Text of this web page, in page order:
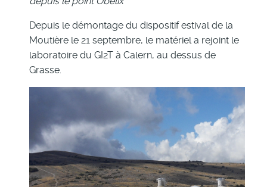
Depuis le démontage du dispositif estival de la
Moutière le 21 septembre, le matériel a rejoint le
laboratoire du GI2T à Calern, au dessus de
Grasse.